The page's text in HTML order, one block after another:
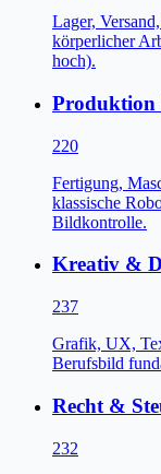
Lager,
körperlicher
hoch).
220
Fertigung,
klassische
Bildkontrolle.
Kreativ &
237
Grafik, UX,
Berufsbild
Recht &
232